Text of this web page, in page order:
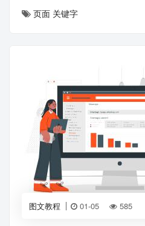
页面 关键字
图文教程 01-05 585